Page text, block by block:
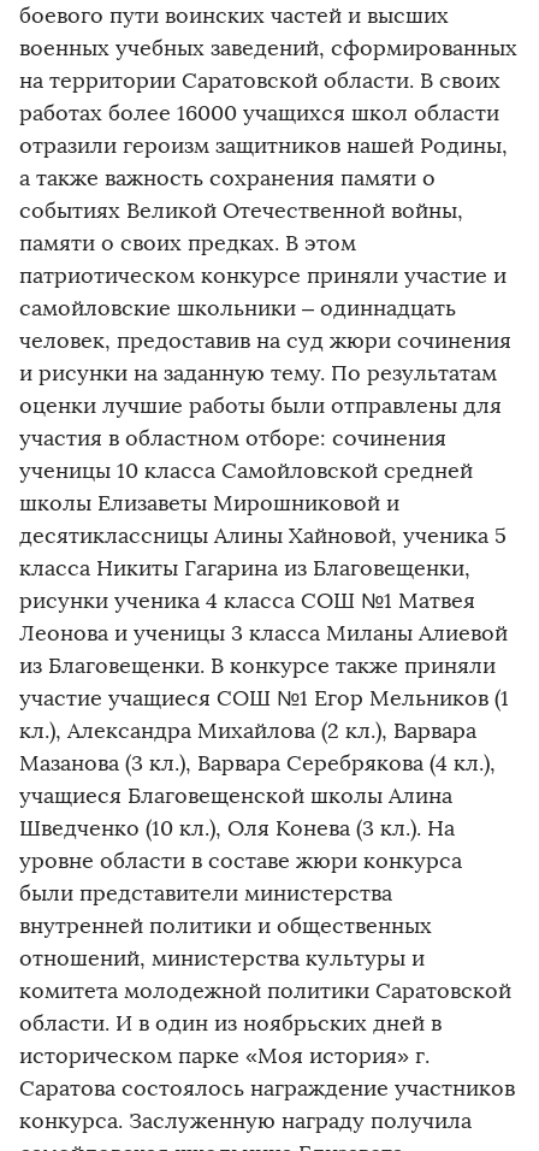
боевого пути воинских частей и высших
военных учебных заведений, сформированных
на территории Саратовской области. В своих
работах более 16000 учащихся школ области
отразили героизм защитников нашей Родины,
а также важность сохранения памяти о
событиях Великой Отечественной войны,
памяти о своих предках. В этом
патриотическом конкурсе приняли участие и
самойловские школьники – одиннадцать
человек, предоставив на суд жюри сочинения
и рисунки на заданную тему. По результатам
оценки лучшие работы были отправлены для
участия в областном отборе: сочинения
ученицы 10 класса Самойловской средней
школы Елизаветы Мирошниковой и
десятиклассницы Алины Хайновой, ученика 5
класса Никиты Гагарина из Благовещенки,
рисунки ученика 4 класса СОШ №1 Матвея
Леонова и ученицы 3 класса Миланы Алиевой
из Благовещенки. В конкурсе также приняли
участие учащиеся СОШ №1 Егор Мельников (1
кл.), Александра Михайлова (2 кл.), Варвара
Мазанова (3 кл.), Варвара Серебрякова (4 кл.),
учащиеся Благовещенской школы Алина
Шведченко (10 кл.), Оля Конева (3 кл.). На
уровне области в составе жюри конкурса
были представители министерства
внутренней политики и общественных
отношений, министерства культуры и
комитета молодежной политики Саратовской
области. И в один из ноябрьских дней в
историческом парке «Моя история» г.
Саратова состоялось награждение участников
конкурса. Заслуженную награду получила